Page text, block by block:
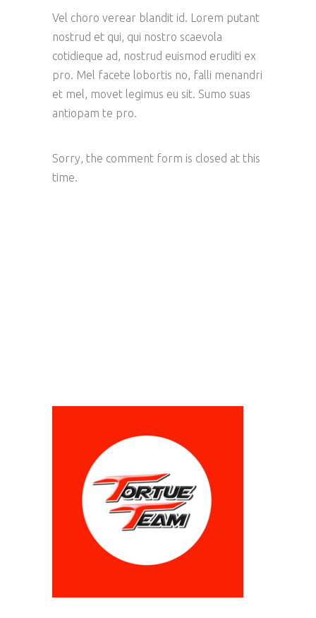
Vel choro verear blandit id. Lorem putant
nostrud et qui, qui nostro scaevola
cotidieque ad, nostrud euismod eruditi ex
pro. Mel facete lobortis no, falli menandri
et mel, movet legimus eu sit. Sumo suas
antiopam te pro.
Sorry, the comment form is closed at this
time.